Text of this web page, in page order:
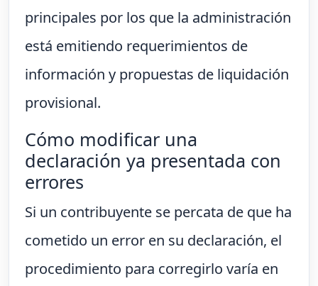
principales por los que la administración
está emitiendo requerimientos de
información y propuestas de liquidación
provisional.
Cómo modificar una
declaración ya presentada con
errores
Si un contribuyente se percata de que ha
cometido un error en su declaración, el
procedimiento para corregirlo varía en